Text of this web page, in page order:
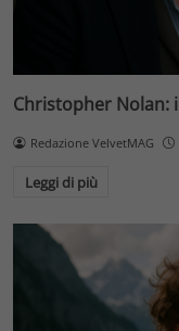
Christopher Nolan:
Redazione VelvetMAG
Leggi di più